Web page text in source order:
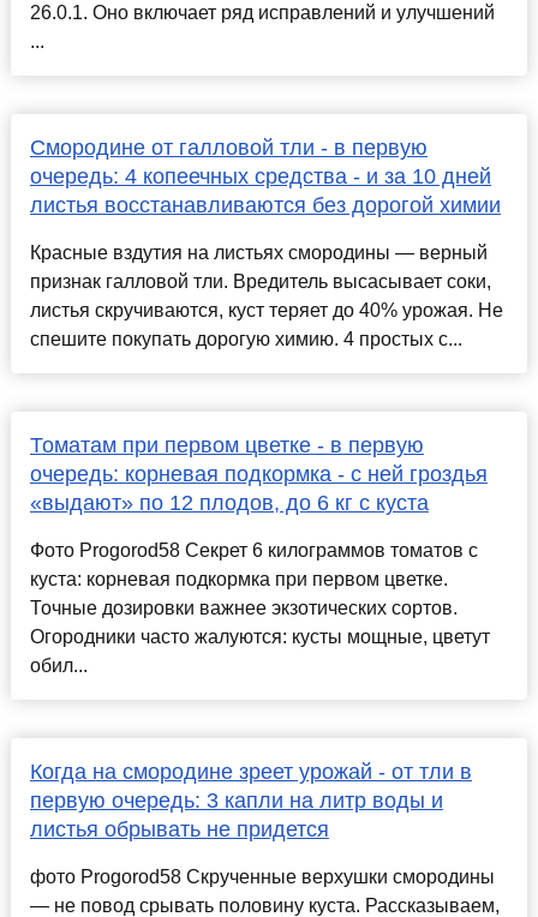
26.0.1. Оно включает ряд исправлений и улучшений
...
Смородине от галловой тли - в первую
очередь: 4 копеечных средства - и за 10 дней
листья восстанавливаются без дорогой химии
Красные вздутия на листьях смородины — верный
признак галловой тли. Вредитель высасывает соки,
листья скручиваются, куст теряет до 40% урожая. Не
спешите покупать дорогую химию. 4 простых с...
Томатам при первом цветке - в первую
очередь: корневая подкормка - с ней гроздья
«выдают» по 12 плодов, до 6 кг с куста
Фото Progorod58 Секрет 6 килограммов томатов с
куста: корневая подкормка при первом цветке.
Точные дозировки важнее экзотических сортов.
Огородники часто жалуются: кусты мощные, цветут
обил...
Когда на смородине зреет урожай - от тли в
первую очередь: 3 капли на литр воды и
листья обрывать не придется
фото Progorod58 Скрученные верхушки смородины
— не повод срывать половину куста. Рассказываем,